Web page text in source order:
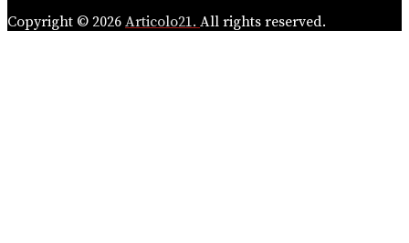
Copyright © 2026 Articolo21. All rights reserved.